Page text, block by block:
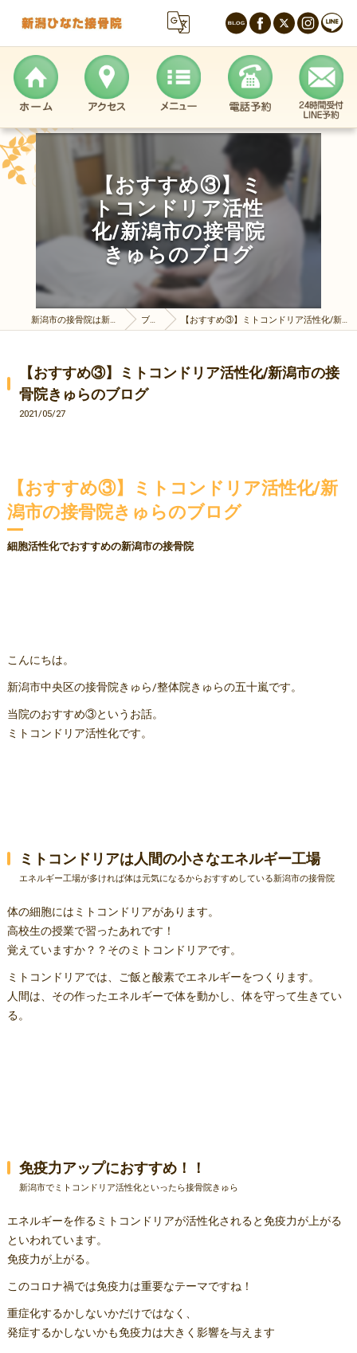
【おすすめ③】ミ
トコンドリア活性
化/新潟市の接骨院
きゅらのブログ
新潟市の接骨院は新潟ひなた接骨院 ブログ 【おすすめ③】ミトコンドリア活性化/新潟市の接骨院きゅらのブログ
【おすすめ③】ミトコンドリア活性化/新潟市の接
骨院きゅらのブログ
2021/05/27
細胞活性化でおすすめの新潟市の接骨院
【おすすめ③】ミトコンドリア活性化/新
潟市の接骨院きゅらのブログ
こんにちは。
新潟市中央区の接骨院きゅら/整体院きゅらの五十嵐です。
当院のおすすめ③というお話。
ミトコンドリア活性化です。
ミトコンドリアは人間の小さなエネルギー工場
エネルギー工場が多ければ体は元気になるからおすすめしている新潟市の接骨院
体の細胞にはミトコンドリアがあります。
高校生の授業で習ったあれです！
覚えていますか？？そのミトコンドリアです。
ミトコンドリアでは、ご飯と酸素でエネルギーをつくります。
人間は、その作ったエネルギーで体を動かし、体を守って生きてい
る。
免疫力アップにおすすめ！！
新潟市でミトコンドリア活性化といったら接骨院きゅら
エネルギーを作るミトコンドリアが活性化されると免疫力が上がる
といわれています。
免疫力が上がる。
このコロナ禍では免疫力は重要なテーマですね！
重症化するかしないかだけではなく、
発症するかしないかも免疫力は大きく影響を与えます